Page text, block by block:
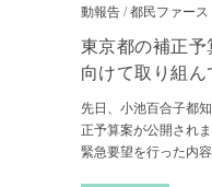
動報告 / 都民ファース
東京都の補正予
向けて取り組ん
先日、小池百合子都
正予算案が公開され
緊急要望を行った内